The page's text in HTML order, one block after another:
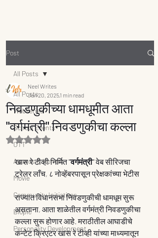
Post
All Posts
Webseries
School Events
OTT
Awards & Honors
Movie
Community Initiatives
Biopic
Personality Development
All Posts
निवडणुकीच्या धामधूमीत आता
"वर्गमंत्री" निवडणुकीचा कल्ला
Neel Writes
Jan 20, 20251 min read
Rated NaN out of 5 stars.
खास रे टीव्ही निर्मित "वर्गमंत्री" वेब सीरिजचा
ट्रेलर लाँच, ८ नोव्हेंबरपासून प्रेक्षकांच्या भेटीस
राज्यात विधानसभा निवडणुकीची धामधूम सुरू
असताना, आता शाळेतील वर्गमंत्री निवडणुकीचा
कल्ला सुरू होणार आहे. मराठीतील आघाडीचे
कन्टेट क्रिएटर खास रे टीव्ही यांच्या माध्यमातून